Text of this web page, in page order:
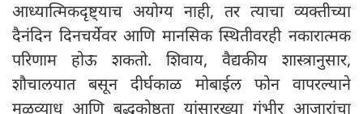
आध्यात्मिकदृष्ट्याच अयोग्य नाही, तर त्याचा व्यक्तीच्या
दैनंदिन दिनचर्येवर आणि मानसिक स्थितीवरही नकारात्मक
परिणाम होऊ शकतो. शिवाय, वैद्यकीय शास्त्रानुसार,
शौचालयात बसून दीर्घकाळ मोबाईल फोन वापरल्याने
मूळव्याध आणि बद्धकोष्ठता यांसारख्या गंभीर आजारांचा